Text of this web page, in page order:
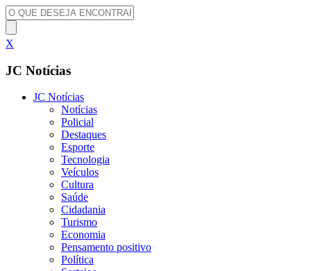
X
JC Notícias
JC Notícias
Notícias
Policial
Destaques
Esporte
Tecnologia
Veículos
Cultura
Saúde
Cidadania
Turismo
Economia
Pensamento positivo
Política